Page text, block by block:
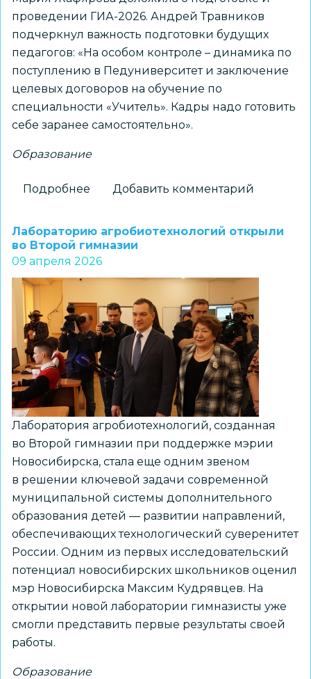
проведении ГИА-2026. Андрей Травников
подчеркнул важность подготовки будущих
педагогов: «На особом контроле – динамика по
поступлению в Педуниверситет и заключение
целевых договоров на обучение по
специальности «Учитель». Кадры надо готовить
себе заранее самостоятельно».
Образование
Подробнее
область
готова
к
проведению
государственной
итоговой
аттестации
школьников
Добавить комментарий
Лабораторию агробиотехнологий открыли
во Второй гимназии
09 апреля 2026
Лаборатория агробиотехнологий, созданная
во Второй гимназии при поддержке мэрии
Новосибирска, стала еще одним звеном
в решении ключевой задачи современной
муниципальной системы дополнительного
образования детей — развитии направлений,
обеспечивающих технологический суверенитет
России. Одним из первых исследовательский
потенциал новосибирских школьников оценил
мэр Новосибирска Максим Кудрявцев. На
открытии новой лаборатории гимназисты уже
смогли представить первые результаты своей
работы.
Образование